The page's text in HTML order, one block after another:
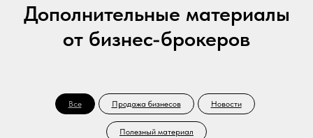
Дополнительные материалы
от бизнес-брокеров
Все Продажа бизнесов Новости
Полезный материал